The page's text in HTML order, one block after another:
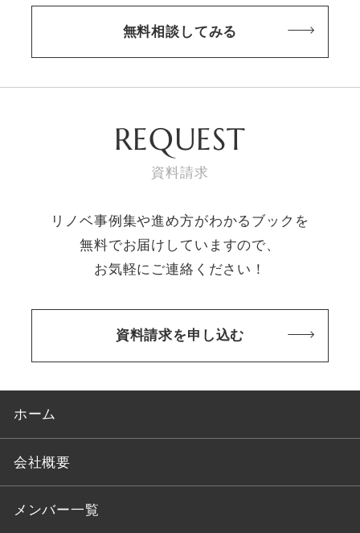
無料相談してみる
REQUEST
資料請求
リノベ事例集や進め方がわかるブックを
無料でお届けしていますので、
お気軽にご連絡ください！
資料請求を申し込む
ホーム
会社概要
メンバー一覧